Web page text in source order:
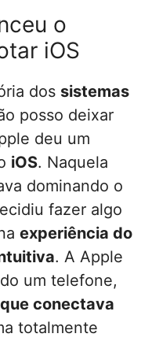
o
iOS
dos sistemas
posso deixar
deu um
iOS. Naquela
dominando o
fazer algo
experiência do
. A Apple
um telefone,
conectava
totalmente